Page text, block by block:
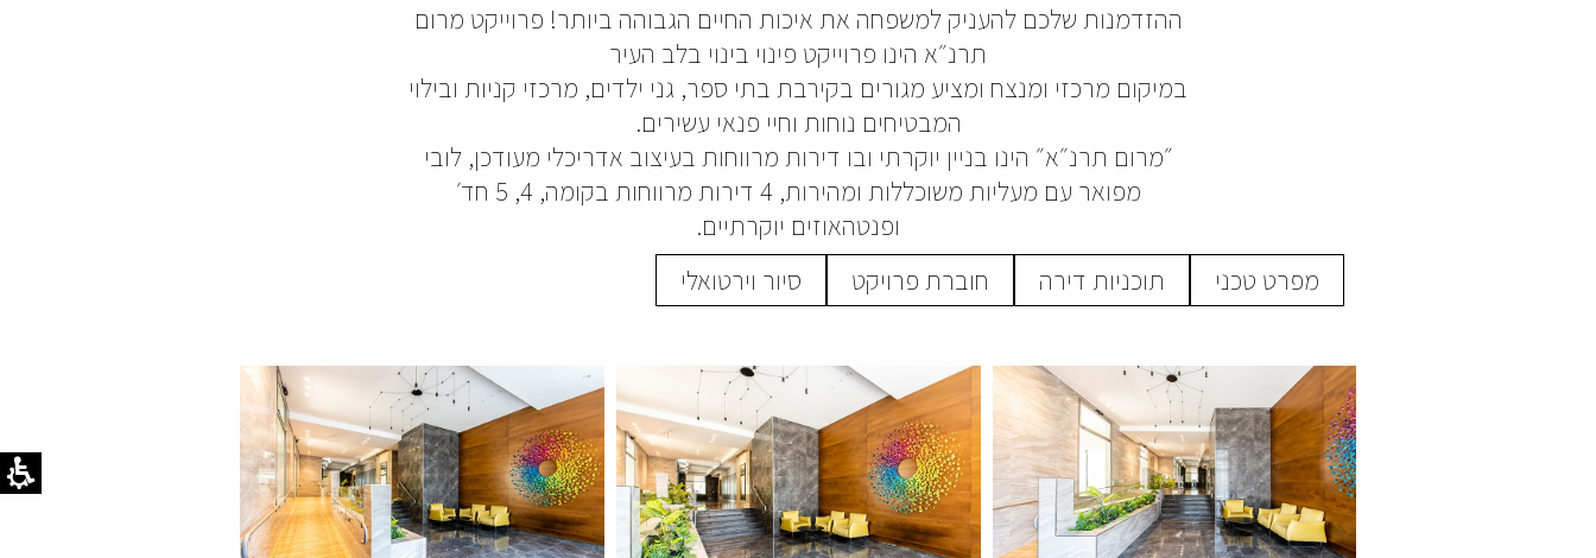
ההזדמנות שלכם להעניק למשפחה את איכות החיים הגבוהה ביותר! פרוייקט מרום
תרנ״א הינו פרוייקט פינוי בינוי בלב העיר
במיקום מרכזי ומנצח ומציע מגורים בקירבת בתי ספר, גני ילדים, מרכזי קניות ובילוי
המבטיחים נוחות וחיי פנאי עשירים.
״מרום תרנ״א״ הינו בניין יוקרתי ובו דירות מרווחות בעיצוב אדריכלי מעודכן, לובי
מפואר עם מעליות משוכללות ומהירות, 4 דירות מרווחות בקומה, 4, 5 חד׳
ופנטהאוזים יוקרתיים.
מפרט טכני
תוכניות דירה חוברת פרויקט סיור וירטואלי